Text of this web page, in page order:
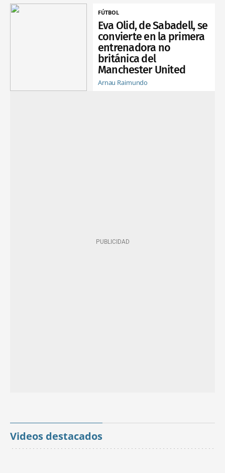
FÚTBOL
Eva Olid, de Sabadell, se
convierte en la primera
entrenadora no
británica del
Manchester United
Arnau Raimundo
Videos destacados